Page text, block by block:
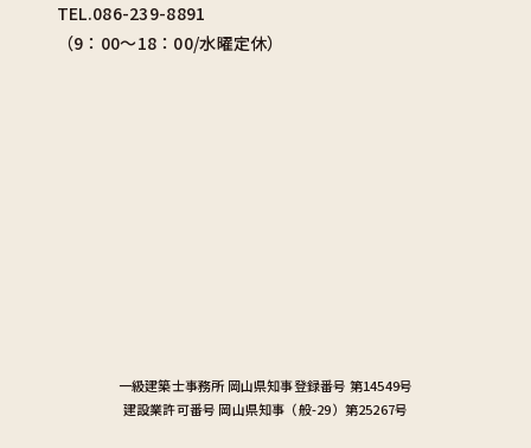
一級建築士事務所 岡山県知事登録番号 第14549号
建設業許可番号 岡山県知事（般-29）第25267号
TEL.086-239-8891
（9：00〜18：00/水曜定休）